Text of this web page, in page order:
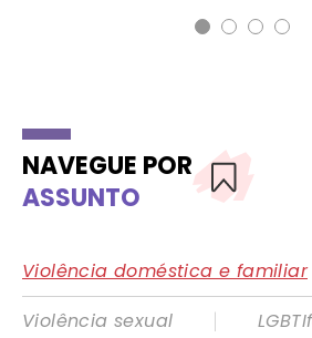
NAVEGUE POR
ASSUNTO
Violência doméstica e familiar
Violência sexual
|